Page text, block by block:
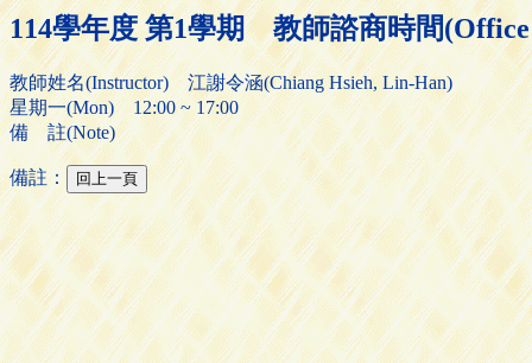
114學年度 第1學期 教師諮商時間
教師姓名(Instructor) 江謝令涵(Chiang Hsieh, Lin-Han)
星期一(Mon) 12:00 ~ 17:00
備 註(Note)
備註：